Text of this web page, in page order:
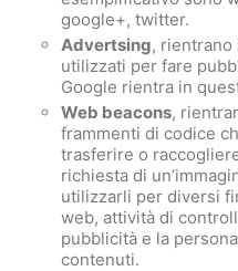
google+, twitter.
Advertsing, rientrano
utilizzati per fare
Google rientra in
Web beacons,
frammenti di codice
trasferire o
richiesta di
utilizzarli per diversi
web, attività di
pubblicità e la
contenuti.